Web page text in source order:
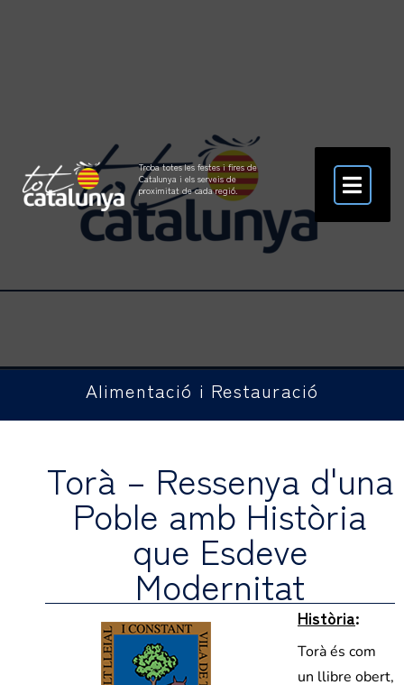
Troba totes les festes i fires de
Catalunya i els serveis de
proximitat de cada regió.
Alimentació i Restauració
Torà – Ressenya d'una
Poble amb Història
que Esdeve
Modernitat
Història:
Torà és com
un llibre obert,